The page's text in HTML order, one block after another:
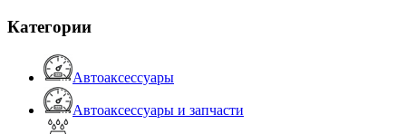
Категории
Автоаксессуары
Автоаксессуары и запчасти